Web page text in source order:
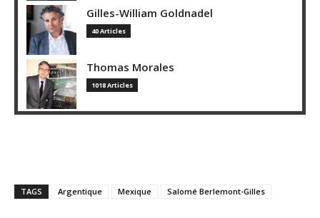
Gilles-William Goldnadel
40 Articles
Thomas Morales
1018 Articles
TAGS Argentique Mexique Salomé Berlemont-Gilles